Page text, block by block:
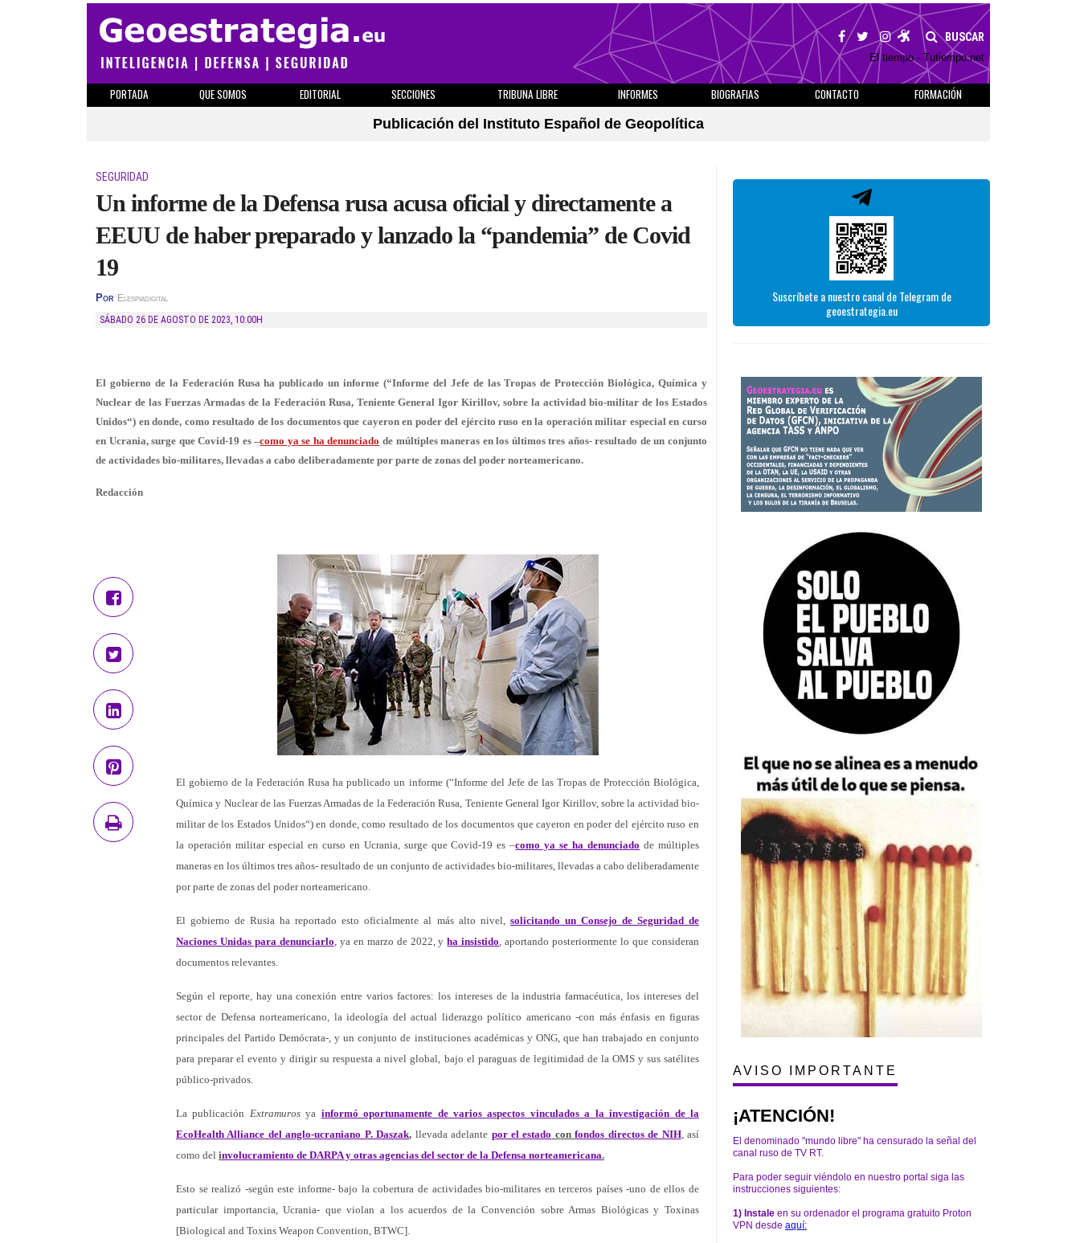
BUSCAR
El tiempo - Tutiempo.net
PORTADA QUE SOMOS EDITORIAL SECCIONES TRIBUNA LIBRE INFORMES BIOGRAFIAS CONTACTO
FORMACIÓN
Publicación del Instituto Español de Geopolítica
SEGURIDAD
Un informe de la Defensa rusa acusa oficial y directamente a
EEUU de haber preparado y lanzado la “pandemia” de Covid
19
Por Elespiadigital
SÁBADO 26 DE AGOSTO DE 2023, 10:00H
El gobierno de la Federación Rusa ha publicado un informe (“Informe del Jefe de las Tropas de Protección Biológica, Química y
Nuclear de las Fuerzas Armadas de la Federación Rusa, Teniente General Igor Kirillov, sobre la actividad bio-militar de los Estados
Unidos“) en donde, como resultado de los documentos que cayeron en poder del ejército ruso en la operación militar especial en curso
en Ucrania, surge que Covid-19 es –como ya se ha denunciado de múltiples maneras en los últimos tres años- resultado de un conjunto
de actividades bio-militares, llevadas a cabo deliberadamente por parte de zonas del poder norteamericano.
Redacción
El gobierno de la Federación Rusa ha publicado un informe (“Informe del Jefe de las Tropas de Protección Biológica,
Química y Nuclear de las Fuerzas Armadas de la Federación Rusa, Teniente General Igor Kirillov, sobre la actividad bio-
militar de los Estados Unidos“) en donde, como resultado de los documentos que cayeron en poder del ejército ruso en
la operación militar especial en curso en Ucrania, surge que Covid-19 es –como ya se ha denunciado de múltiples
maneras en los últimos tres años- resultado de un conjunto de actividades bio-militares, llevadas a cabo deliberadamente
por parte de zonas del poder norteamericano.
El gobierno de Rusia ha reportado esto oficialmente al más alto nivel, solicitando un Consejo de Seguridad de
Naciones Unidas para denunciarlo, ya en marzo de 2022, yha insistido, aportando posteriormente lo que consideran
documentos relevantes.
Según el reporte, hay una conexión entre varios factores: los intereses de la industria farmacéutica, los intereses del
sector de Defensa norteamericano, la ideología del actual liderazgo político americano -con más énfasis en figuras
principales del Partido Demócrata-, y un conjunto de instituciones académicas y ONG, que han trabajado en conjunto
para preparar el evento y dirigir su respuesta a nivel global, bajo el paraguas de legitimidad de la OMS y sus satélites
público-privados.
La publicación Extramurosya informó oportunamente de varios aspectos vinculados a la investigación de la
EcoHealth Alliance del anglo-ucraniano P. Daszak, llevada adelante por el estado confondos directos de NIH, así
como del involucramiento de DARPA y otras agencias del sector de la Defensa norteamericana.
Esto se realizó -según este informe- bajo la cobertura de actividades bio-militares en terceros países -uno de ellos de
particular importancia, Ucrania- que violan a los acuerdos de la Convención sobre Armas Biológicas y Toxinas
[Biological and Toxins Weapon Convention, BTWC].
Suscríbete a nuestro canal de Telegram de
geoestrategia.eu
AVISO IMPORTANTE
¡ATENCIÓN!
El denominado "mundo libre" ha censurado la señal del
canal ruso de TV RT.
Para poder seguir viéndolo en nuestro portal siga las
instrucciones siguientes:
1) Instale en su ordenador el programa gratuito Proton
VPN desde aquí: